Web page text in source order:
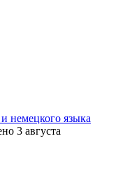
немецкого языка
3 августа